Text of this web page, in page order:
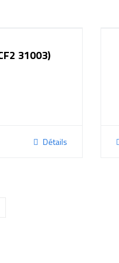
31003)
Détails